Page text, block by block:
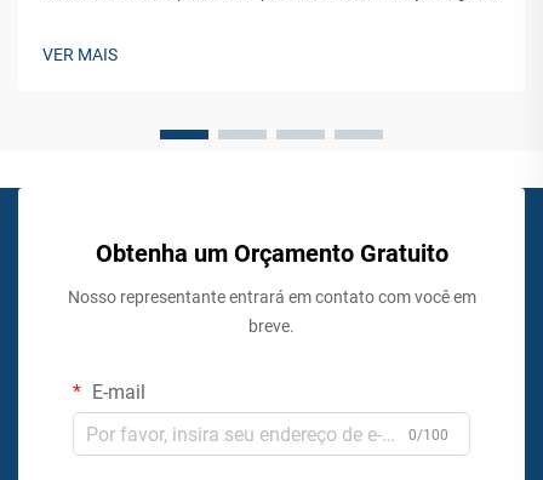
VER MAIS
Obtenha um Orçamento Gratuito
Nosso representante entrará em contato com você em
breve.
E-mail
0/100